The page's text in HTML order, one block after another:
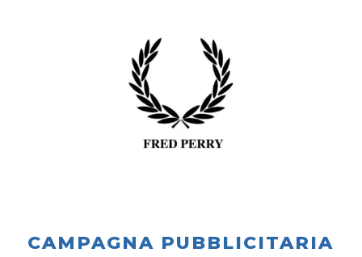
CAMPAGNA PUBBLICITARIA